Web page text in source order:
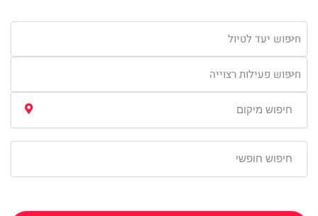
חיפוש יעד לטיול
חיפוש פעילות רצוייה